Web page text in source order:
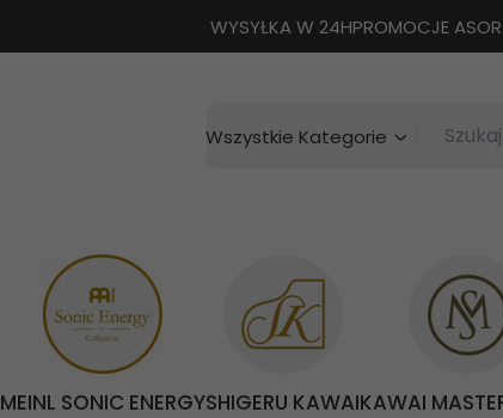
WYSYŁKA W 24HPROMOCJE
Wszystkie Kategorie
MEINL SONIC ENERGYSHIGERU KAWAIKAWAI